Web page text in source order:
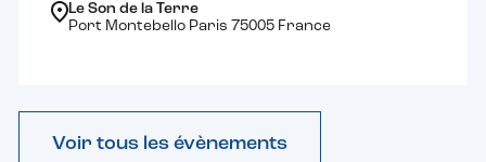
Le Son de la Terre
Port Montebello Paris 75005 France
Voir tous les évènements